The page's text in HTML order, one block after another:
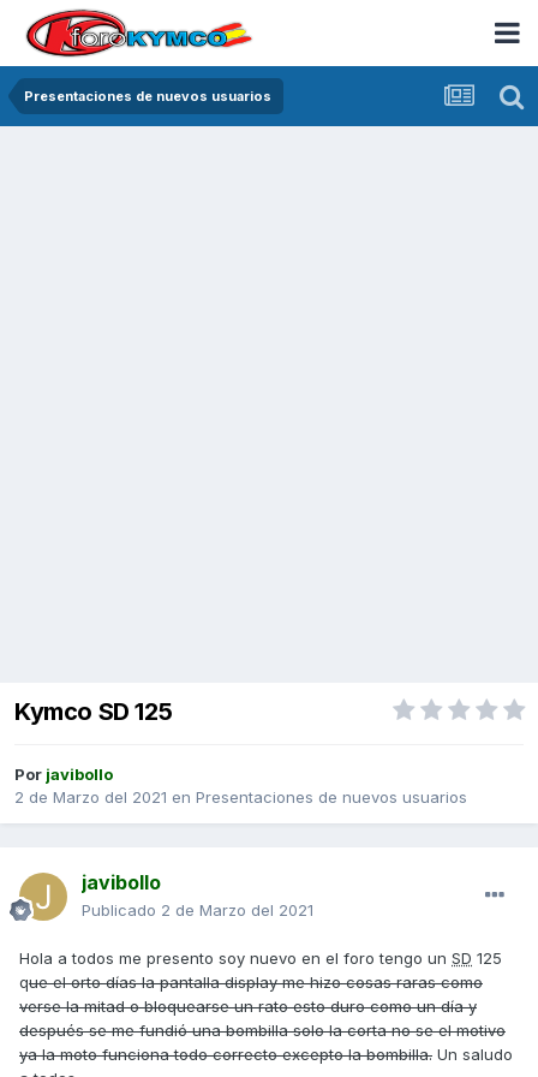
Presentaciones de nuevos usuarios
Kymco SD 125
Por javibollo
2 de Marzo del 2021 en Presentaciones de nuevos usuarios
javibollo
Publicado 2 de Marzo del 2021
Hola a todos me presento soy nuevo en el foro tengo un SD 125
que el orto días la pantalla display me hizo cosas raras como
verse la mitad o bloquearse un rato esto duro como un día y
después se me fundió una bombilla solo la corta no se el motivo
ya la moto funciona todo correcto excepto la bombilla. Un saludo